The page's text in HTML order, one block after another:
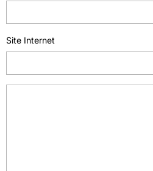
Site Internet